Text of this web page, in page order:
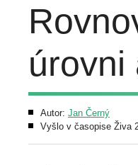
úrovni
Autor: Jan Černý
Vyšlo v časopise Živa